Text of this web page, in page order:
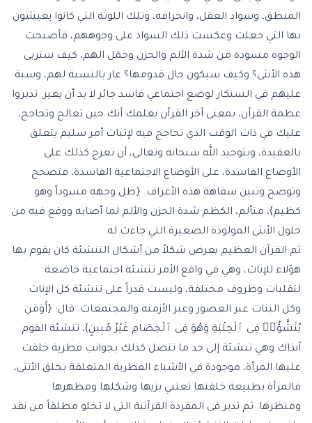
المنطق، وسواد العقل، وانحرافه، وتلك اللوثة التي كانوا يعيشون
بها التي جعلت وعكست ذلك السواد على وجوههم، فأصبحت
الوجوه مسودة من شدة الألم والحزن وحمٓل الهم، كيف ستربى
هذه الأنثى؟ وكيف سيكون حال قدومها؟ عار بالنسبة لهم، وسبة
عليهم في السنكار لوضع اجتماعي فاسد جائر لا بد أن يغير. تدبروا
عظمة القرآن، بمعنى آخر القرآن يعلمك أنك حين تعالج وتحاجج،
عليك في ذات الوقت الذي تحاجج فيه لإثبات أمر سليم يتعلق
بالعقيدة، وبتوحيد الله سبحانه وتعالى، أن تعرج كذلك على
الأوضاع الفاسدة، على الأوضاع الاجتماعية الفاسدة، فتصحح
وتوضح وتبين سفاهة هذه الأعراف. {ظل وجهه مسوداً وهو
كظيم}، متألم، الكظم شدة الحزن والألم لما أصابه ووقع فيه من
حلول الأنثى المولودة الصغيرة التي جاءت له.
ثم القرآن العظيم يعرض شكلاً من أشكال التنشئة كان يقوم بها
هؤلاء للإناث، وهي في واقع الأمر تنشئة اجتماعية خاضعة
لتقلبات وظروف مختلفة، وليست قدراً على تنشئة كل الإناث
وكل البنات عبر العصور وعبر الأزمنة والمجتمعات. قال: {أَوَمَن
يُنَشَّؤُا۟ فِى ٱلْحِلْيَةِ وَهُوَ فِى ٱلْخِصَامِ غَيْرُ مُبِينٍ}، تنشئة القوم
آنذاك وهي تنشئة إلى حد ما تتصل كذلك بجوانب فطرية خلقت
عليها المرأة، موجودة في الأشياء الفطرية المتعلقة بخلق الأنثى،
فالمرأة بطبيعة خلقتها تعتني بزيها وشكلها ومظهرها
ومنظرها. ثم تدبر في المفردة القرآنية التي لا تخلو مطلقاً من نقد